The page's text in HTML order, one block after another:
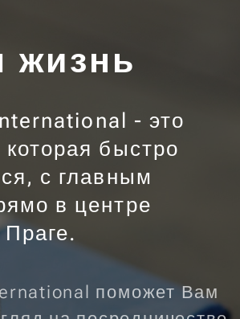
жизнь
- это
быстро
с главным
в центре
поможет Вам